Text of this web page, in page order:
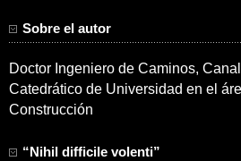
Sobre el autor
Doctor Ingeniero de Caminos,
Catedrático de Universidad en el
Construcción
“Nihil difficile volenti”